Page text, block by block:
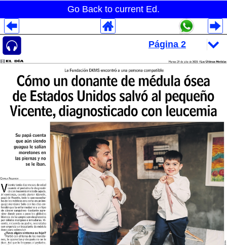
Go Back to current Ed.
Despliegues Analytics
Despliegues Totales
Despliegues por Rubros